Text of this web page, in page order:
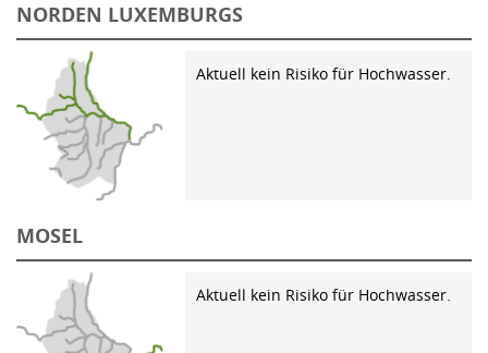
NORDEN LUXEMBURGS
Aktuell kein Risiko für Hochwasser.
MOSEL
Aktuell kein Risiko für Hochwasser.